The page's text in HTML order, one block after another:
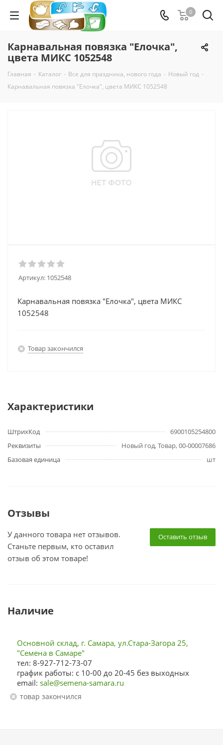
0
Карнавальная повязка "Елочка",
цвета МИКС 1052548
Главная - Каталог - Все для праздника, нового года - Новый год -
Карнавальная повязка "Елочка", цвета МИКС 1052548
Артикул: 1052548
Карнавальная повязка "Елочка", цвета МИКС
1052548
Товар закончился
Характеристики
ШтрихКод
6900105254800
Реквизиты
Новый год, Товар, 00-00007686
Базовая единица
шт
Отзывы
Оставить отзыв
У данного товара нет отзывов.
Станьте первым, кто оставил
отзыв об этом товаре!
Наличие
Основной склад, г. Самара, ул.Стара-Загора 25,
"Семена в Самаре"
тел: 8-927-712-73-07
график работы: с 10-00 до 20-45 без выходных
email: sale@semena-samara.ru
Товар закончился